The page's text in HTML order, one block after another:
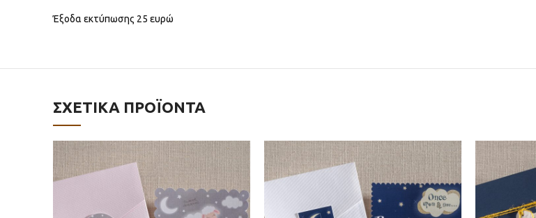
Έξοδα εκτύπωσης 25 ευρώ
ΣΧΕΤΙΚΆ ΠΡΟΪΌΝΤΑ